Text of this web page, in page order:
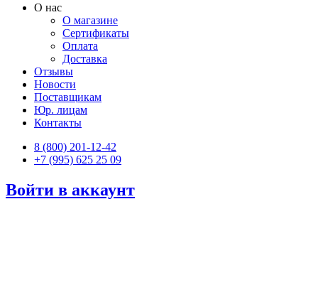
О нас
О магазине
Сертификаты
Оплата
Доставка
Отзывы
Новости
Поставщикам
Юр. лицам
Контакты
8 (800) 201-12-42
+7 (995) 625 25 09
Войти в аккаунт